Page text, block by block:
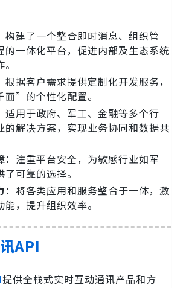
构建了一个整合即时消息、组织管
的一体化平台，促进内部及生态系统
根据客户需求提供定制化开发服务，
”的个性化配置。
适用于政府、军工、金融等多个行
的解决方案，实现业务协同和数据共
注重平台安全，为敏感行业如军
可靠的选择。
将各类应用和服务整合于一体，激
，提升组织效率。
API
提供全栈式实时互动通讯产品和方